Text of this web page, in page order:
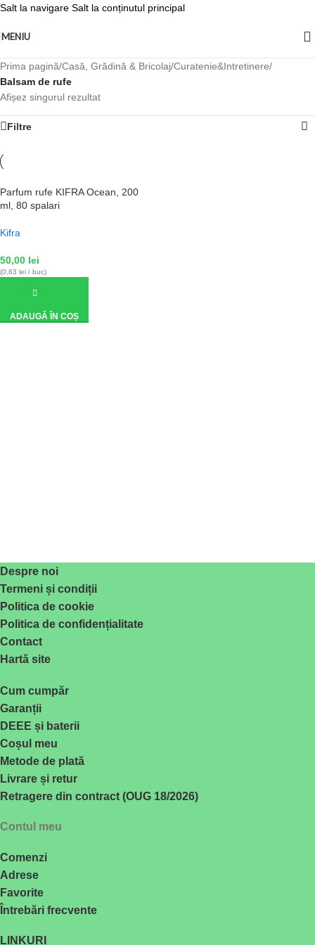
Salt la navigare Salt la conținutul principal
MENIU
Prima pagină/Casă, Grădină & Bricolaj/Curatenie&Intretinere/
Balsam de rufe
Afișez singurul rezultat
Filtre
Parfum rufe KIFRA Ocean, 200
ml, 80 spalari
Kifra
50,00 lei
(0,63 lei / buc)
ADAUGĂ ÎN COȘ
Despre noi
Termeni și condiții
Politica de cookie
Politica de confidențialitate
Contact
Hartă site
Cum cumpăr
Garanții
DEEE și baterii
Coșul meu
Metode de plată
Livrare și retur
Retragere din contract (OUG 18/2026)
Contul meu
Comenzi
Adrese
Favorite
Întrebări frecvente
LINKURI